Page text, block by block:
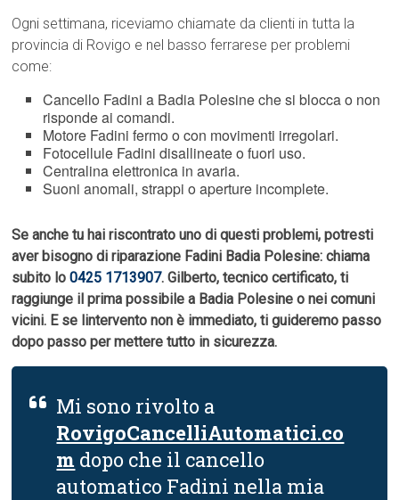
Ogni settimana, riceviamo chiamate da clienti in tutta la
provincia di Rovigo e nel basso ferrarese per problemi
come:
Cancello Fadini a Badia Polesine che si blocca o non
risponde ai comandi.
Motore Fadini fermo o con movimenti irregolari.
Fotocellule Fadini disallineate o fuori uso.
Centralina elettronica in avaria.
Suoni anomali, strappi o aperture incomplete.
Se anche tu hai riscontrato uno di questi problemi, potresti
aver bisogno di riparazione Fadini Badia Polesine: chiama
subito lo0425 1713907. Gilberto, tecnico certificato, ti
raggiunge il prima possibile a Badia Polesine o nei comuni
vicini. E se lintervento non è immediato, ti guideremo passo
dopo passo per mettere tutto in sicurezza.
Mi sono rivolto a
RovigoCancelliAutomatici.co
m dopo che il cancello
automatico Fadini nella mia